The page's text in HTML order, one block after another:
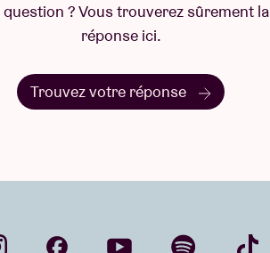
question ? Vous trouverez sûrement la
réponse ici.
Trouvez votre réponse